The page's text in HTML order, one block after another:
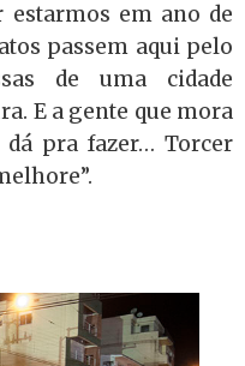
em ano de
passem aqui pelo
de uma cidade
E a gente que mora
dá pra fazer… Torcer